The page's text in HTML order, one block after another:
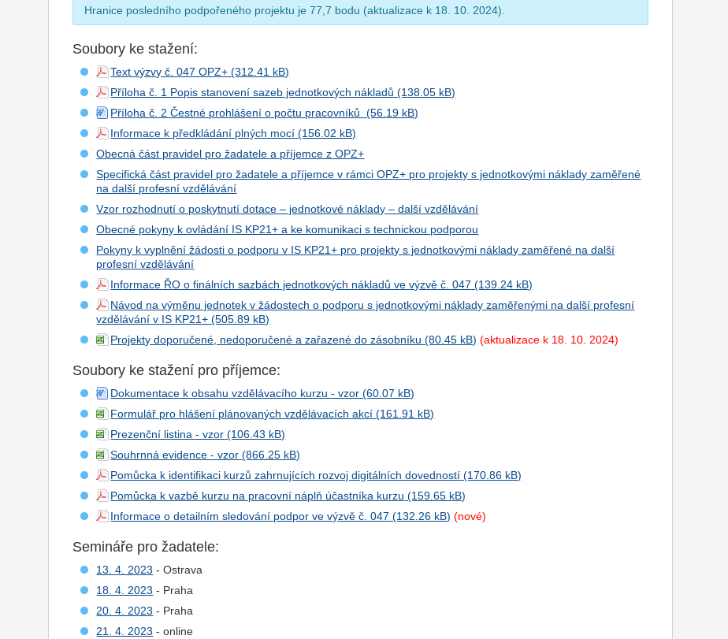
Hranice posledního podpořeného projektu je 77,7 bodu (aktualizace k 18. 10. 2024).
Soubory ke stažení:
Text výzvy č. 047 OPZ+
Příloha č. 1 Popis stanovení sazeb jednotkových nákladů
Příloha č. 2 Čestné prohlášení o počtu pracovníků
Informace k předkládání plných mocí
Obecná část pravidel pro žadatele a příjemce z OPZ+
Specifická část pravidel pro žadatele a příjemce v rámci OPZ+ pro projekty s jednotkovými náklady zaměřené
na další profesní vzdělávání
Vzor rozhodnutí o poskytnutí dotace – jednotkové náklady – další vzdělávání
Obecné pokyny k ovládání IS KP21+ a ke komunikaci s technickou podporou
Pokyny k vyplnění žádosti o podporu v IS KP21+ pro projekty s jednotkovými náklady zaměřené na další
profesní vzdělávání
Informace ŘO o finálních sazbách jednotkových nákladů ve výzvě č. 047
Návod na výměnu jednotek v žádostech o podporu s jednotkovými náklady zaměřenými na další profesní
vzdělávání v IS KP21+
Projekty doporučené, nedoporučené a zařazené do zásobníku
(aktualizace k 18. 10. 2024)
Soubory ke stažení pro příjemce:
Dokumentace k obsahu vzdělávacího kurzu - vzor
Formulář pro hlášení plánovaných vzdělávacích akcí
Prezenční listina - vzor
Souhrnná evidence - vzor
Pomůcka k identifikaci kurzů zahrnujících rozvoj digitálních dovedností
Pomůcka k vazbě kurzu na pracovní náplň účastníka kurzu
Informace o detailním sledování podpor ve výzvě č. 047
(nové)
Semináře pro žadatele:
13. 4. 2023 - Ostrava
18. 4. 2023 - Praha
20. 4. 2023 - Praha
21. 4. 2023 - online